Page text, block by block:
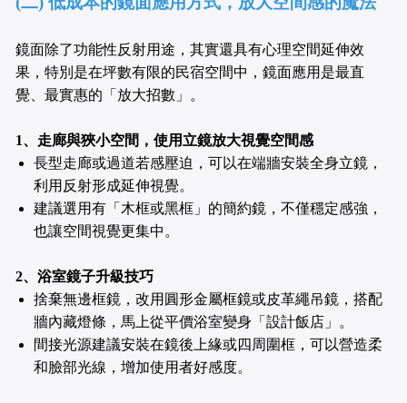
鏡面除了功能性反射用途，其實還具有心理空間延伸效
果，特別是在坪數有限的民宿空間中，鏡面應用是最直
覺、最實惠的「放大招數」。
1、走廊與狹小空間，使用立鏡放大視覺空間感
長型走廊或過道若感壓迫，可以在端牆安裝全身立鏡，
利用反射形成延伸視覺。
建議選用有「木框或黑框」的簡約鏡，不僅穩定感強，
也讓空間視覺更集中。
2、浴室鏡子升級技巧
捨棄無邊框鏡，改用圓形金屬框鏡或皮革繩吊鏡，搭配
牆內藏燈條，馬上從平價浴室變身「設計飯店」。
間接光源建議安裝在鏡後上緣或四周圍框，可以營造柔
和臉部光線，增加使用者好感度。